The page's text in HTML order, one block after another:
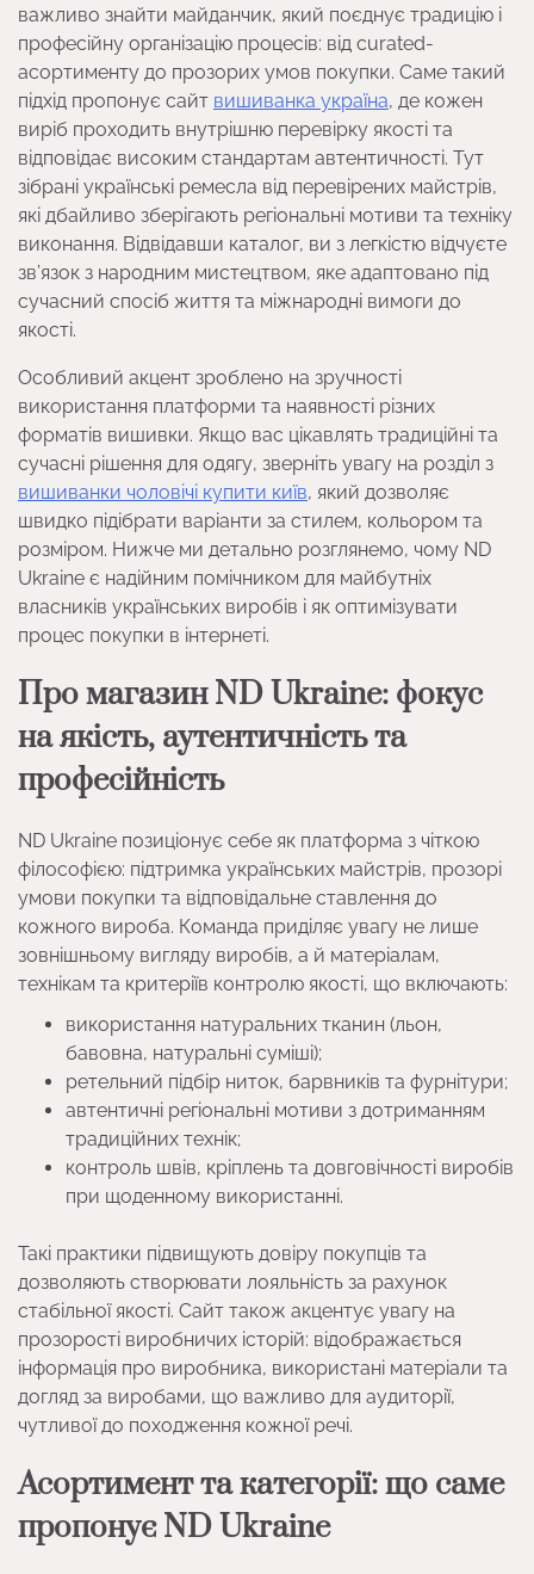
важливо знайти майданчик, який поєднує традицію і
професійну організацію процесів: від curated-
асортименту до прозорих умов покупки. Саме такий
підхід пропонує сайт вишиванка україна, де кожен
виріб проходить внутрішню перевірку якості та
відповідає високим стандартам автентичності. Тут
зібрані українські ремесла від перевірених майстрів,
які дбайливо зберігають регіональні мотиви та техніку
виконання. Відвідавши каталог, ви з легкістю відчуєте
зв’язок з народним мистецтвом, яке адаптовано під
сучасний спосіб життя та міжнародні вимоги до
якості.
Особливий акцент зроблено на зручності
використання платформи та наявності різних
форматів вишивки. Якщо вас цікавлять традиційні та
сучасні рішення для одягу, зверніть увагу на розділ з
вишиванки чоловічі купити київ, який дозволяє
швидко підібрати варіанти за стилем, кольором та
розміром. Нижче ми детально розглянемо, чому ND
Ukraine є надійним помічником для майбутніх
власників українських виробів і як оптимізувати
процес покупки в інтернеті.
Про магазин ND Ukraine: фокус
на якість, аутентичність та
професійність
ND Ukraine позиціонує себе як платформа з чіткою
філософією: підтримка українських майстрів, прозорі
умови покупки та відповідальне ставлення до
кожного вироба. Команда приділяє увагу не лише
зовнішньому вигляду виробів, а й матеріалам,
технікам та критеріїв контролю якості, що включають:
використання натуральних тканин (льон,
бавовна, натуральні суміші);
ретельний підбір ниток, барвників та фурнітури;
автентичні регіональні мотиви з дотриманням
традиційних технік;
контроль швів, кріплень та довговічності виробів
при щоденному використанні.
Такі практики підвищують довіру покупців та
дозволяють створювати лояльність за рахунок
стабільної якості. Сайт також акцентує увагу на
прозорості виробничих історій: відображається
інформація про виробника, використані матеріали та
догляд за виробами, що важливо для аудиторії,
чутливої до походження кожної речі.
Асортимент та категорії: що саме
пропонує ND Ukraine